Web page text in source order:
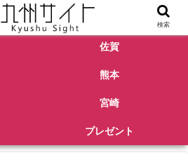
佐賀
熊本
宮崎
プレゼント
検索